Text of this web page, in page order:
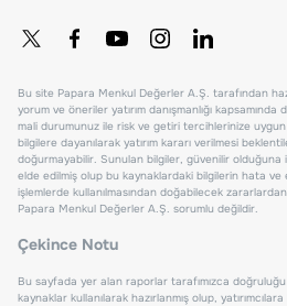
Bu site Papara Menkul Değerler A.Ş. tarafından
yorum ve öneriler yatırım danışmanlığı
mali durumunuz ile risk ve getiri tercihlerinize
bilgilere dayanılarak yatırım kararı verilmesi
doğurmayabilir. Sunulan bilgiler, güvenilir olduğuna
elde edilmiş olup bu kaynaklardaki bilgilerin hata ve
işlemlerde kullanılmasından doğabilecek
Papara Menkul Değerler A.Ş. sorumlu değildir.
Çekince Notu
Bu sayfada yer alan raporlar tarafımızca
kaynaklar kullanılarak hazırlanmış olup,